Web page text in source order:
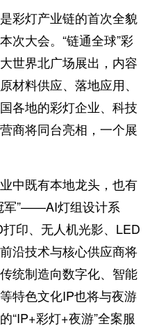
彩灯产业链的首次全貌
次大会。“链通全球”彩
世界北广场展出，内容
材料供应、落地应用、
各地的彩灯企业、科技
商将同台亮相，一个展
中既有本地龙头，也有
军”——AI灯组设计系
印、无人机光影、LED
沿技术与核心供应商将
统制造向数字化、智能
特色文化IP也将与夜游
“IP+彩灯+夜游”全案服